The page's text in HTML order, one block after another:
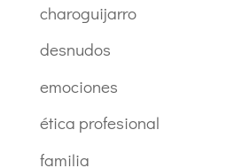
charoguijarro
desnudos
emociones
ética profesional
familia